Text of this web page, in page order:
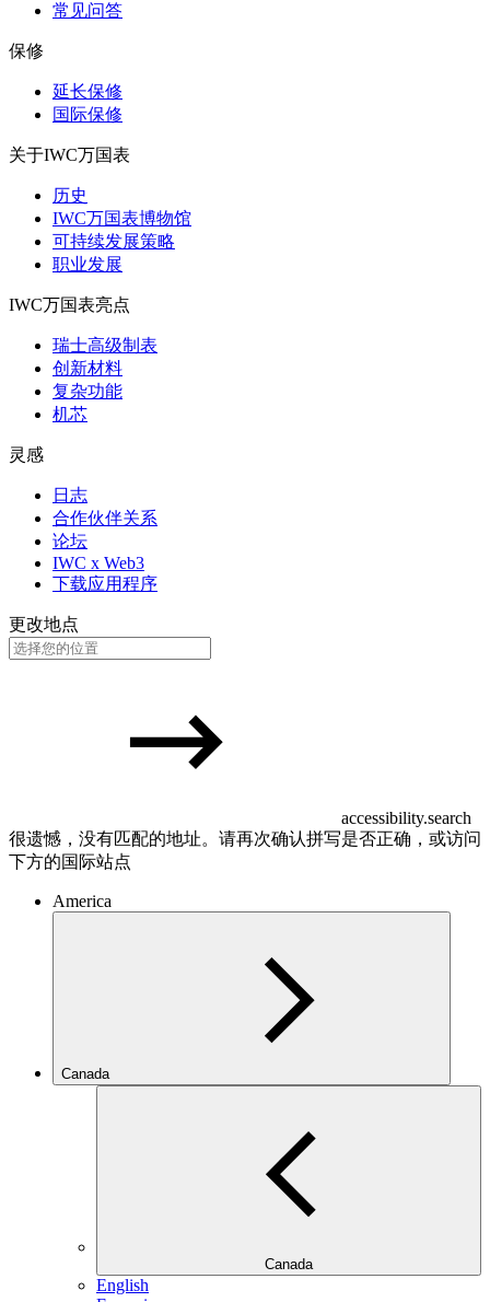
常见问答
保修
延长保修
国际保修
关于IWC万国表
历史
IWC万国表博物馆
可持续发展策略
职业发展
IWC万国表亮点
瑞士高级制表
创新材料
复杂功能
机芯
灵感
日志
合作伙伴关系
论坛
IWC x Web3
下载应用程序
更改地点
accessibility.search
很遗憾，没有匹配的地址。请再次确认拼写是否正确，或访问
下方的国际站点
America
Canada
Canada
English